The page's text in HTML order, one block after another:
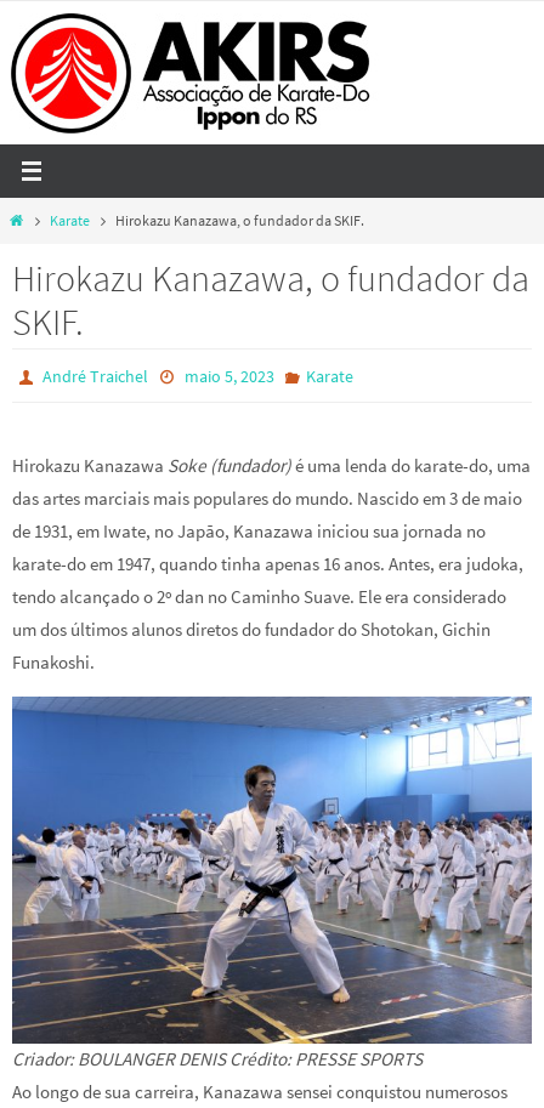
to
content
HomeKarate Hirokazu Kanazawa, o fundador da SKIF.
Hirokazu Kanazawa, o fundador da
SKIF.
André Traichel maio 5, 2023 Karate
Hirokazu Kanazawa Soke (fundador)é uma lenda do karate-do, uma
das artes marciais mais populares do mundo. Nascido em 3 de maio
de 1931, em Iwate, no Japão, Kanazawa iniciou sua jornada no
karate-do em 1947, quando tinha apenas 16 anos. Antes, era judoka,
tendo alcançado o 2º dan no Caminho Suave. Ele era considerado
um dos últimos alunos diretos do fundador do Shotokan, Gichin
Funakoshi.
Criador: BOULANGER DENIS Crédito: PRESSE SPORTS
Ao longo de sua carreira, Kanazawa sensei conquistou numerosos